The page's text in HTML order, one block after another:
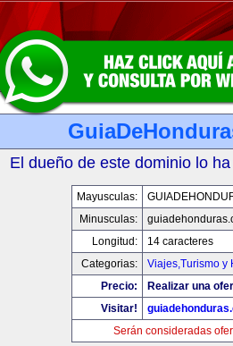
El dueño de este dominio lo
Mayusculas:
Minusculas:
Longitud:
14 caracteres
Categorias:
Viajes,Turismo y
Precio:
Realizar una
Visitar!
Serán consideradas